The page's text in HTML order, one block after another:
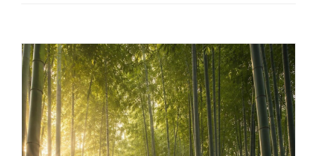
Provider ECM
Catalogo corsi
Chi siamo